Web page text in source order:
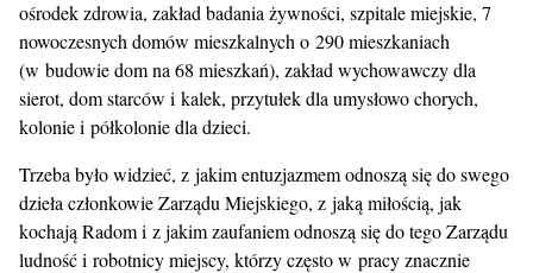
ośrodek zdrowia, zakład badania żywności, szpitale miejskie, 7
nowoczesnych domów mieszkalnych o 290 mieszkaniach
(w budowie dom na 68 mieszkań), zakład wychowawczy dla
sierot, dom starców i kalek, przytułek dla umysłowo chorych,
kolonie i półkolonie dla dzieci.
Trzeba było widzieć, z jakim entuzjazmem odnoszą się do swego
dzieła członkowie Zarządu Miejskiego, z jaką miłością, jak
kochają Radom i z jakim zaufaniem odnoszą się do tego Zarządu
ludność i robotnicy miejscy, którzy często w pracy znacznie